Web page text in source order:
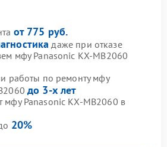
от 775 руб.
даже при отказе
мфу Panasonic KX-MB2060
работы по ремонту мфу
до 3-х лет
Panasonic KX-MB2060 в
20%